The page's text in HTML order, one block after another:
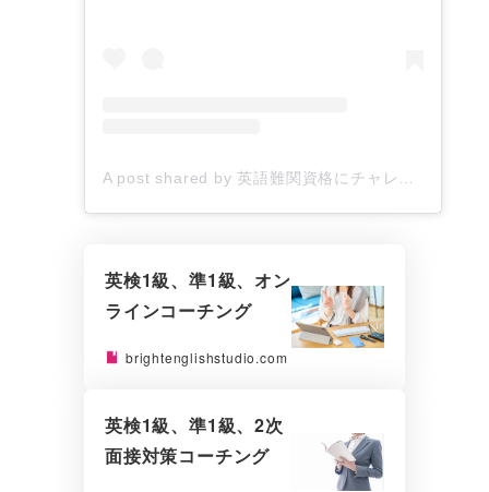
英検1級、準1級、オン
ラインコーチング
brightenglishstudio.com
英検1級、準1級、2次
面接対策コーチング